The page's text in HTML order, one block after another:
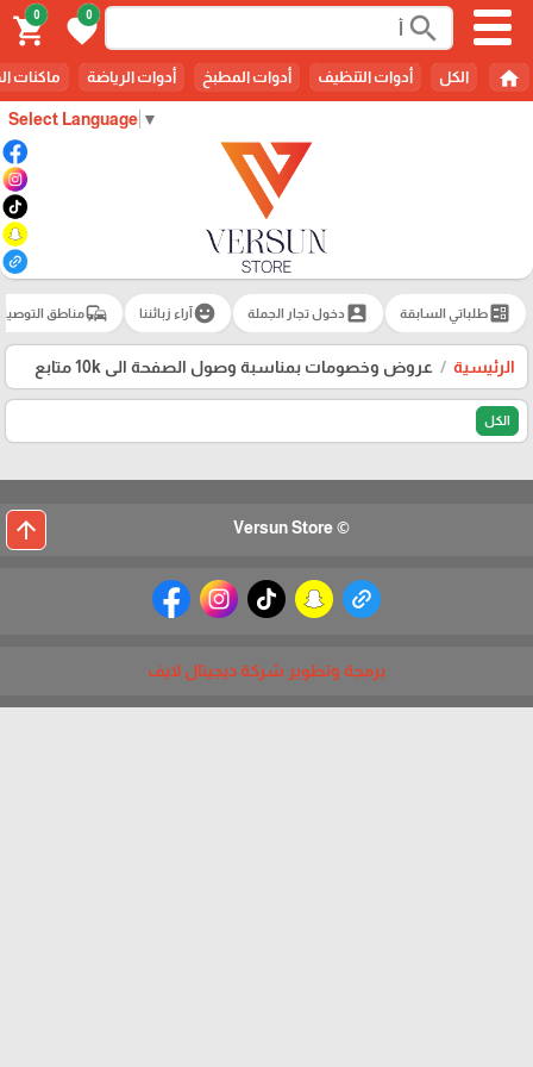
Select Language ▼
search
0
favorite
0
shopping_cart
home الكل أدوات التنظيف أدوات المطبخ أدوات الرياضة ماكنات
ballotطلباتي السابقة account_box دخول تجار الجملة emoji_emotionsآراء زبائننا commuteمناطق
الرئيسية عروض وخصومات بمناسبة وصول الصفحة الى 10k متابع
الكل
© Versun Store
arrow_upward
برمجة وتطوير شركة ديجيتال لايف